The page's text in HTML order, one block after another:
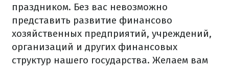
праздником. Без вас невозможно
представить развитие финансово
хозяйственных предприятий, учреждений,
организаций и других финансовых
структур нашего государства. Желаем вам